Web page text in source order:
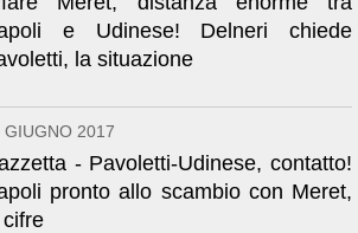
e Udinese! Delneri chiede
la situazione
GIUGNO 2017
- Pavoletti-Udinese, contatto!
pronto allo scambio con Meret,
cifre